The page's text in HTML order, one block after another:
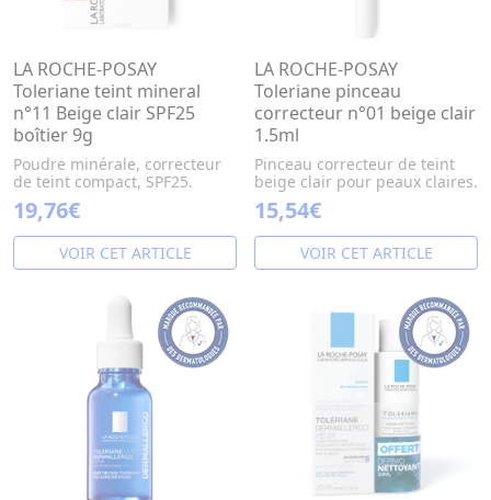
LA ROCHE-POSAY
Toleriane teint mineral
n°11 Beige clair SPF25
boîtier 9g
Poudre minérale, correcteur
de teint compact, SPF25.
19,76€
VOIR CET ARTICLE
LA ROCHE-POSAY
Toleriane pinceau
correcteur n°01 beige clair
1.5ml
Pinceau correcteur de teint
beige clair pour peaux claires.
15,54€
VOIR CET ARTICLE